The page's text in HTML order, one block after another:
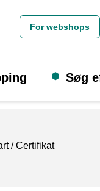
For webshops
Søg
Certifikat